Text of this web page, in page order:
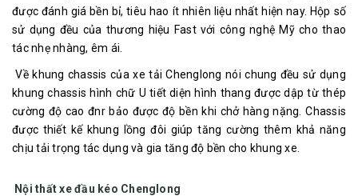
được đánh giá bền bỉ, tiêu hao ít nhiên liệu nhất hiện nay. Hộp số
sử dụng đều của thương hiệu Fast với công nghệ Mỹ cho thao
tác nhẹ nhàng, êm ái.
Về khung chassis của xe tải Chenglong nói chung đều sử dụng
khung chassis hình chữ U tiết diện hình thang được dập từ thép
cường độ cao đnr bảo được độ bền khi chở hàng nặng. Chassis
được thiết kế khung lồng đôi giúp tăng cường thêm khả năng
chịu tải trọng tác dụng và gia tăng độ bền cho khung xe.
Nội thất xe đầu kéo Chenglong